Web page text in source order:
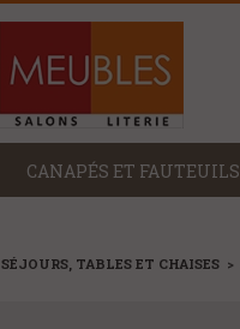
CANAPÉS ET FAUTEUILS
SÉJOURS, TABLES ET CHAISES >